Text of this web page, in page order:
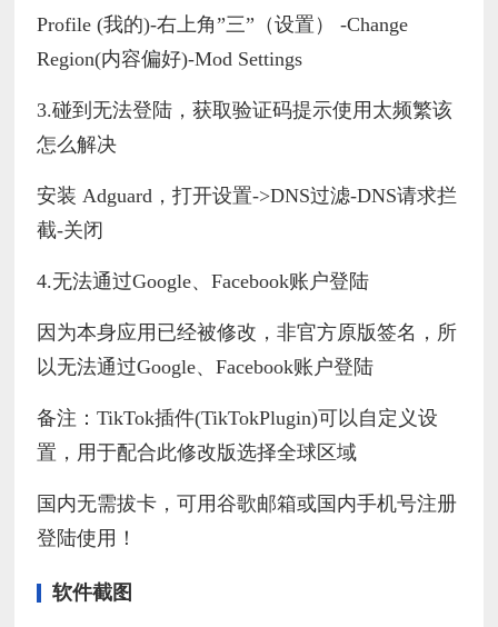
Profile (我的)-右上角”三”（设置） -Change
Region(内容偏好)-Mod Settings
3.碰到无法登陆，获取验证码提示使用太频繁该
怎么解决
安装 Adguard，打开设置->DNS过滤-DNS请求拦
截-关闭
4.无法通过Google、Facebook账户登陆
因为本身应用已经被修改，非官方原版签名，所
以无法通过Google、Facebook账户登陆
备注：TikTok插件(TikTokPlugin)可以自定义设
置，用于配合此修改版选择全球区域
国内无需拔卡，可用谷歌邮箱或国内手机号注册
登陆使用！
软件截图